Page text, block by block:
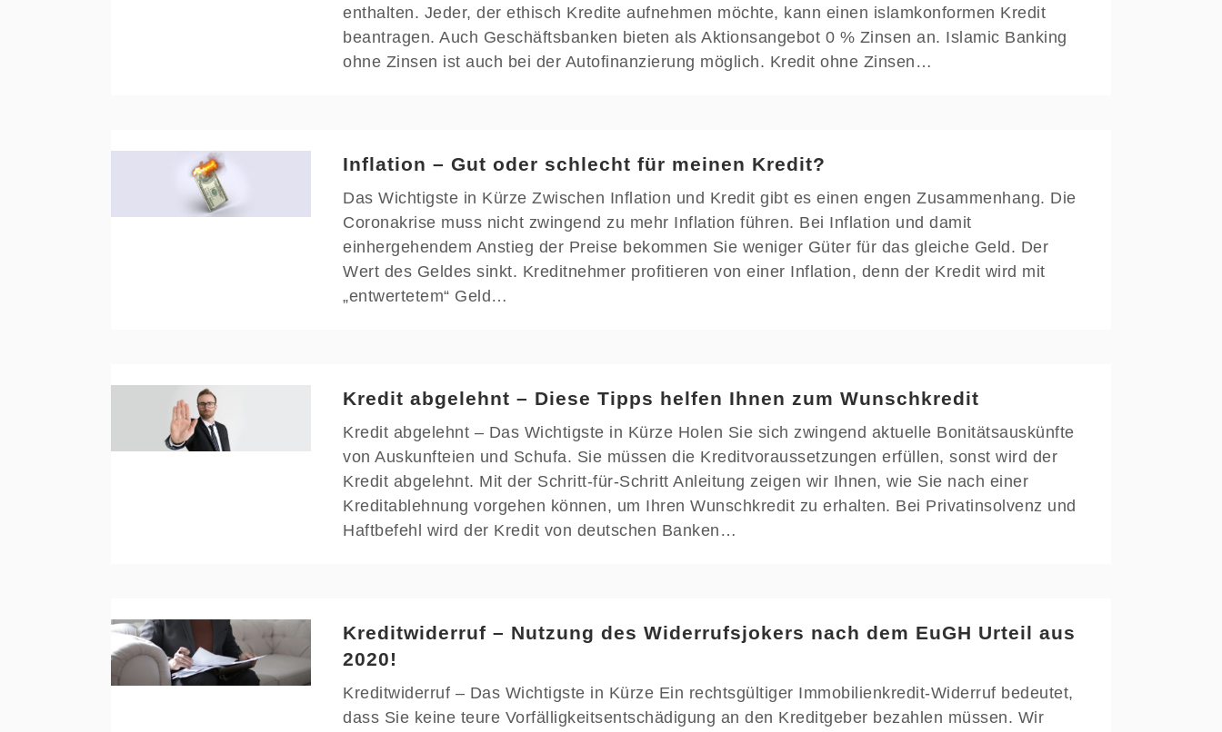
enthalten. Jeder, der ethisch Kredite aufnehmen möchte, kann einen islamkonformen Kredit
beantragen. Auch Geschäftsbanken bieten als Aktionsangebot 0 % Zinsen an. Islamic Banking
ohne Zinsen ist auch bei der Autofinanzierung möglich. Kredit ohne Zinsen…
Inflation – Gut oder schlecht für meinen Kredit?
Das Wichtigste in Kürze Zwischen Inflation und Kredit gibt es einen engen Zusammenhang. Die
Coronakrise muss nicht zwingend zu mehr Inflation führen. Bei Inflation und damit
einhergehendem Anstieg der Preise bekommen Sie weniger Güter für das gleiche Geld. Der
Wert des Geldes sinkt. Kreditnehmer profitieren von einer Inflation, denn der Kredit wird mit
„entwertetem“ Geld…
Kredit abgelehnt – Diese Tipps helfen Ihnen zum Wunschkredit
Kredit abgelehnt – Das Wichtigste in Kürze Holen Sie sich zwingend aktuelle Bonitätsauskünfte
von Auskunfteien und Schufa. Sie müssen die Kreditvoraussetzungen erfüllen, sonst wird der
Kredit abgelehnt. Mit der Schritt-für-Schritt Anleitung zeigen wir Ihnen, wie Sie nach einer
Kreditablehnung vorgehen können, um Ihren Wunschkredit zu erhalten. Bei Privatinsolvenz und
Haftbefehl wird der Kredit von deutschen Banken…
Kreditwiderruf – Nutzung des Widerrufsjokers nach dem EuGH Urteil aus
2020!
Kreditwiderruf – Das Wichtigste in Kürze Ein rechtsgültiger Immobilienkredit-Widerruf bedeutet,
dass Sie keine teure Vorfälligkeitsentschädigung an den Kreditgeber bezahlen müssen. Wir